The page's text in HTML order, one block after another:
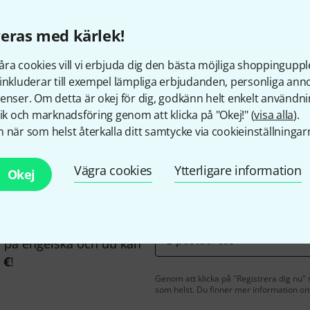
med kärlek!
cookies vill vi erbjuda dig den bästa möjliga
till exempel lämpliga erbjudanden, personliga
Om detta är okej för dig, godkänn helt enkelt
och marknadsföring genom att klicka på "Okej!" (visa alla).
när som helst återkalla ditt samtycke via
Okej Vägra cookies Ytterligare information
Gillar du vad du ser?
Dela Hjälp & Feedback
engelska och du kan
€!
E-postadress*
Genom att klicka på "Registrera dig
som helst. Du finner mer information